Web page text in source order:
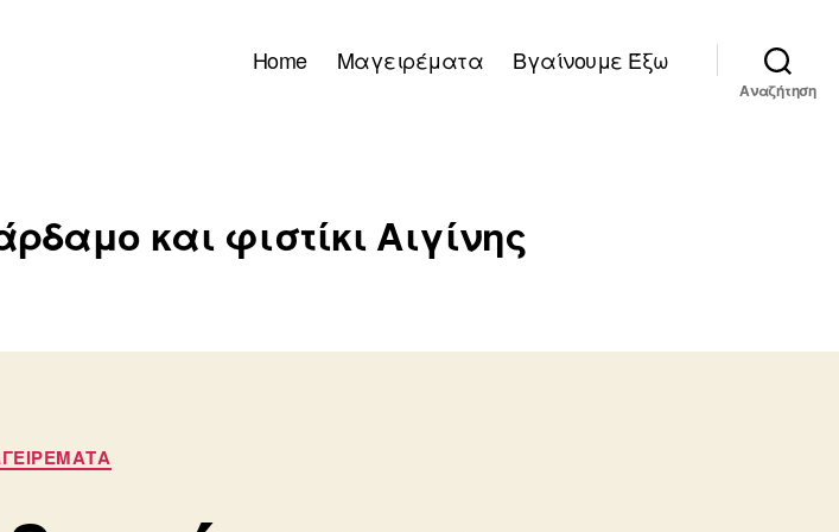
Home Μαγειρέματα Βγαίνουμε Έξω
Αναζήτηση
και φιστίκι Αιγίνης
Κατηγορίες